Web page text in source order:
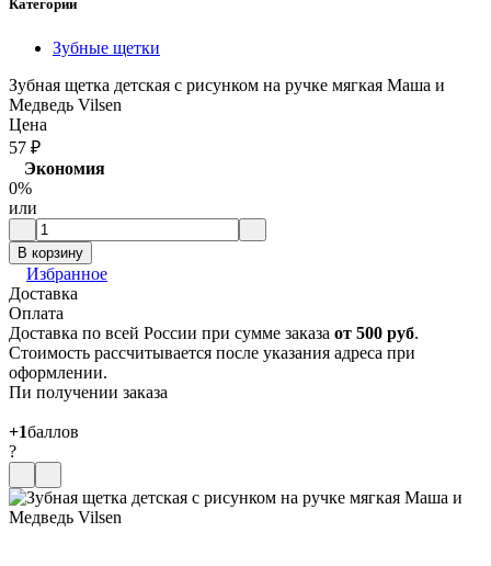
Категории
Зубные щетки
Зубная щетка детская с рисунком на ручке мягкая Маша и
Медведь Vilsen
Цена
57 ₽
Экономия
0%
или
В корзину
Избранное
Доставка
Оплата
Доставка по всей России при сумме заказа от 500 руб.
Стоимость рассчитывается после указания адреса при
оформлении.
Пи получении заказа
+1баллов
?